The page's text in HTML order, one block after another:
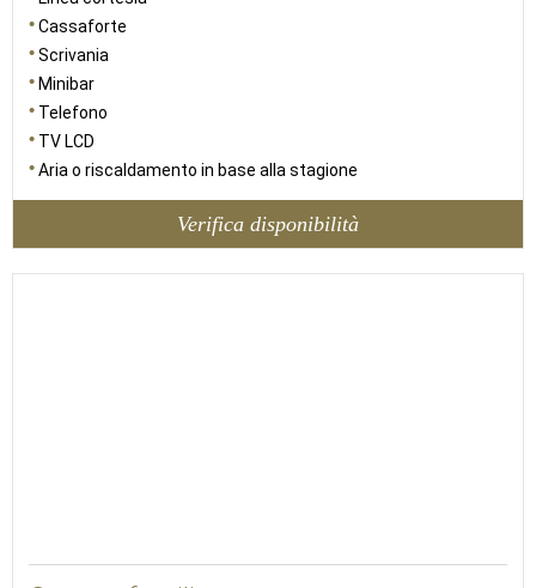
Cassaforte
Scrivania
Minibar
Telefono
TV LCD
Aria o riscaldamento in base alla stagione
Verifica disponibilità